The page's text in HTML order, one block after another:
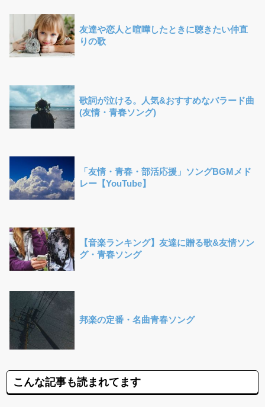
友達や恋人と喧嘩したときに聴きたい仲直
りの歌
歌詞が泣ける。人気&おすすめなバラード曲
(友情・青春ソング)
「友情・青春・部活応援」ソングBGMメド
レー【YouTube】
【音楽ランキング】友達に贈る歌&友情ソン
グ・青春ソング
邦楽の定番・名曲青春ソング
こんな記事も読まれてます